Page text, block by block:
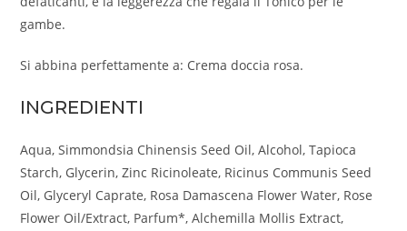
gambe.
Si abbina perfettamente a: Crema doccia rosa.
INGREDIENTI
Aqua, Simmondsia Chinensis Seed Oil, Alcohol, Tapioca
Starch, Glycerin, Zinc Ricinoleate, Ricinus Communis Seed
Oil, Glyceryl Caprate, Rosa Damascena Flower Water, Rose
Flower Oil/Extract, Parfum*, Alchemilla Mollis Extract,